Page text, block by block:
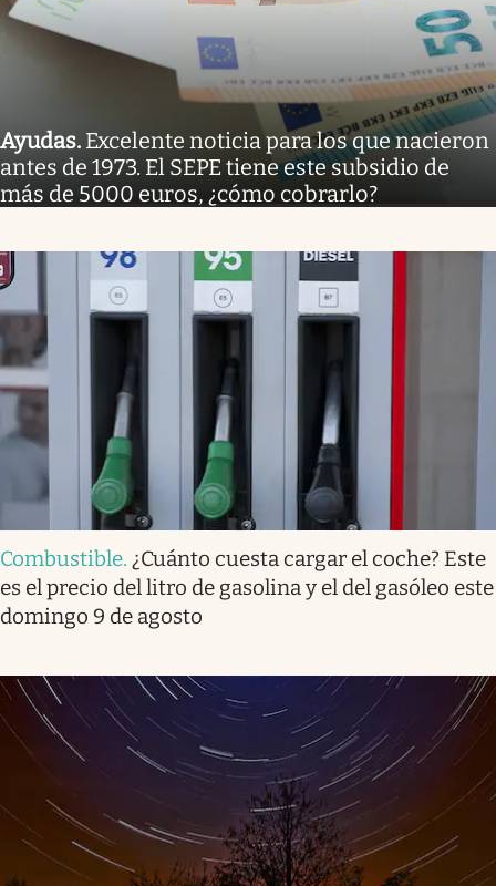
Ayudas. Excelente noticia para los que nacieron
antes de 1973. El SEPE tiene este subsidio de
más de 5000 euros, ¿cómo cobrarlo?
Combustible. ¿Cuánto cuesta cargar el coche? Este
es el precio del litro de gasolina y el del gasóleo este
domingo 9 de agosto